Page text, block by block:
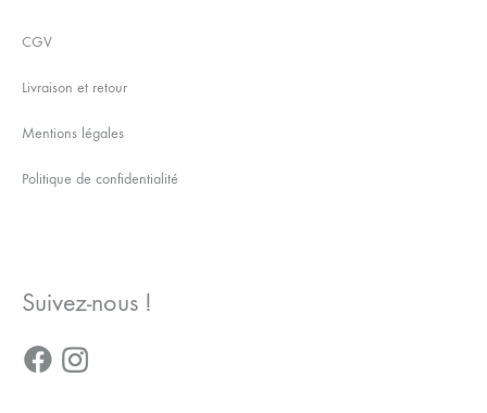
CGV
Livraison et retour
Mentions légales
Politique de confidentialité
Suivez-nous !